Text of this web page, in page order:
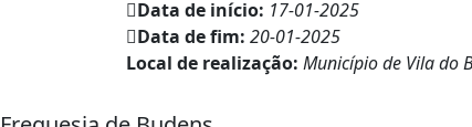
Data de início: 17-01-2025
Data de fim: 20-01-2025
Local de realização: Município de Vila do